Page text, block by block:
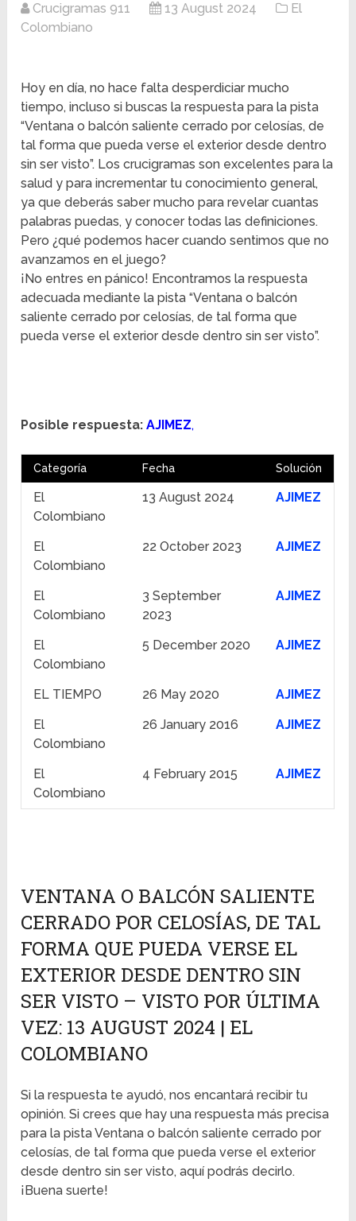
Crucigramas 911 13 August 2024
El
Colombiano
Hoy en día, no hace falta desperdiciar mucho
tiempo, incluso si buscas la respuesta para la pista
“Ventana o balcón saliente cerrado por celosías, de
tal forma que pueda verse el exterior desde dentro
sin ser visto”. Los crucigramas son excelentes para la
salud y para incrementar tu conocimiento general,
ya que deberás saber mucho para revelar cuantas
palabras puedas, y conocer todas las definiciones.
Pero ¿qué podemos hacer cuando sentimos que no
avanzamos en el juego?
¡No entres en pánico! Encontramos la respuesta
adecuada mediante la pista “Ventana o balcón
saliente cerrado por celosías, de tal forma que
pueda verse el exterior desde dentro sin ser visto”.
Posible respuesta: AJIMEZ,
Categoría Fecha Solución
El
Colombiano
13 August 2024 AJIMEZ
El
Colombiano
22 October 2023 AJIMEZ
El
Colombiano
3 September
2023
AJIMEZ
El
Colombiano
5 December 2020 AJIMEZ
EL TIEMPO 26 May 2020
AJIMEZ
El
Colombiano
26 January 2016 AJIMEZ
El
Colombiano
4 February 2015 AJIMEZ
VENTANA O BALCÓN SALIENTE
CERRADO POR CELOSÍAS, DE TAL
FORMA QUE PUEDA VERSE EL
EXTERIOR DESDE DENTRO SIN
SER VISTO – VISTO POR ÚLTIMA
VEZ: 13 AUGUST 2024 | EL
COLOMBIANO
Si la respuesta te ayudó, nos encantará recibir tu
opinión. Si crees que hay una respuesta más precisa
para la pista Ventana o balcón saliente cerrado por
celosías, de tal forma que pueda verse el exterior
desde dentro sin ser visto, aquí podrás decirlo.
¡Buena suerte!